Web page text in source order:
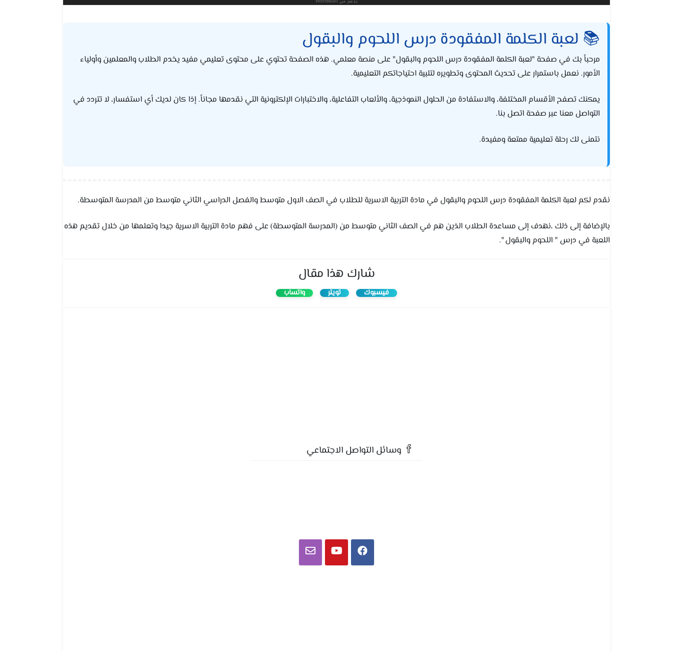
📚 لعبة الكلمة المفقودة درس اللحوم والبقول
مرحباً بك في صفحة "لعبة الكلمة المفقودة درس اللحوم والبقول" على منصة معلمي. هذه الصفحة تحتوي على محتوى تعليمي مفيد يخدم الطلاب والمعلمين وأولياء
الأمور. نعمل باستمرار على تحديث المحتوى وتطويره لتلبية احتياجاتكم التعليمية.
يمكنك تصفح الأقسام المختلفة، والاستفادة من الحلول النموذجية، والألعاب التفاعلية، والاختبارات الإلكترونية التي نقدمها مجاناً. إذا كان لديك أي استفسار، لا تتردد في
التواصل معنا عبر صفحة اتصل بنا.
نتمنى لك رحلة تعليمية ممتعة ومفيدة.
نقدم لكم لعبة الكلمة المفقودة درس اللحوم والبقول في مادة التربية الاسرية للطلاب في الصف الاول متوسط والفصل الدراسي الثاني متوسط من المدرسة المتوسطة.
بالإضافة إلى ذلك ،نهدف إلى مساعدة الطلاب الذين هم في الصف الثاني متوسط من (المدرسة المتوسطة) على فهم مادة التربية الاسرية جيدا وتعلمها من خلال تقديم هذه
اللعبة في درس " اللحوم والبقول ".
شارك هذا مقال
فيسبوك تويتر واتساب
وسائل التواصل الاجتماعي